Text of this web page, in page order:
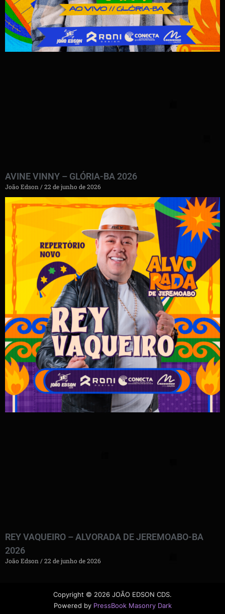
AVINE VINNY – GLÓRIA-BA 2026
João Edson 22 de junho de 2026
REY VAQUEIRO – ALVORADA DE JEREMOABO-BA
2026
João Edson 22 de junho de 2026
Copyright © 2026 JOÃO EDSON CDS.
Powered by PressBook Masonry Dark